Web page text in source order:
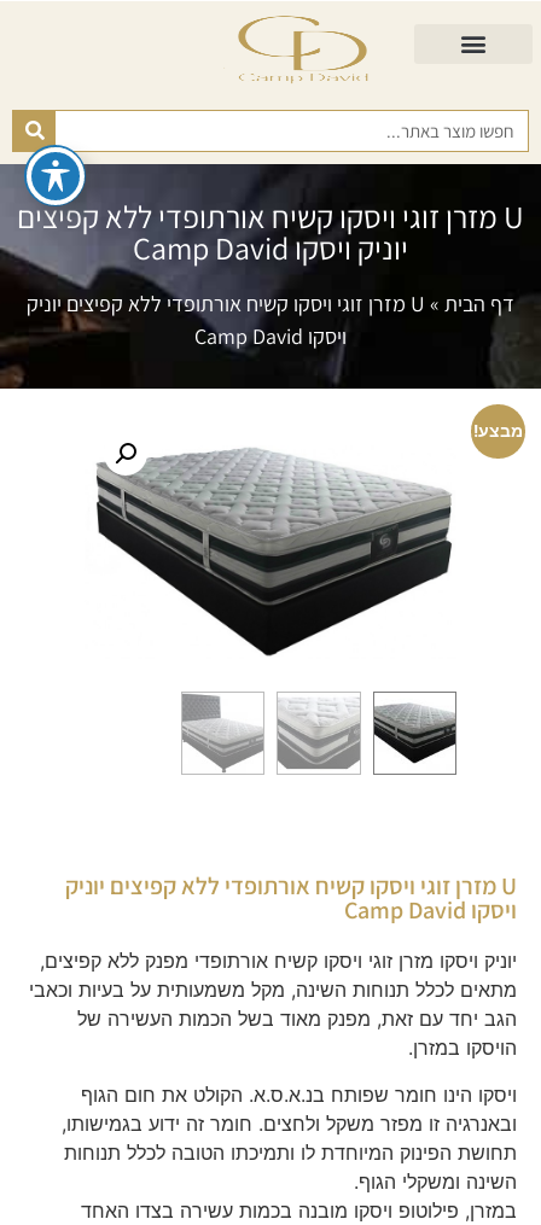
U מזרן זוגי ויסקו קשיח אורתופדי ללא קפיצים
יוניק ויסקו Camp David
דף הבית »
U מזרן זוגי ויסקו קשיח אורתופדי ללא קפיצים יוניק
ויסקו Camp David
מבצע!
U מזרן זוגי ויסקו קשיח אורתופדי ללא קפיצים יוניק
ויסקו Camp David
יוניק ויסקו מזרן זוגי ויסקו קשיח אורתופדי מפנק ללא קפיצים,
מתאים לכלל תנוחות השינה, מקל משמעותית על בעיות וכאבי
הגב יחד עם זאת, מפנק מאוד בשל הכמות העשירה של
הויסקו במזרן.
ויסקו הינו חומר שפותח בנ.א.ס.א. הקולט את חום הגוף
ובאנרגיה זו מפזר משקל ולחצים. חומר זה ידוע בגמישותו,
תחושת הפינוק המיוחדת לו ותמיכתו הטובה לכלל תנוחות
השינה ומשקלי הגוף.
במזרן, פילוטופ ויסקו מובנה בכמות עשירה בצדו האחד